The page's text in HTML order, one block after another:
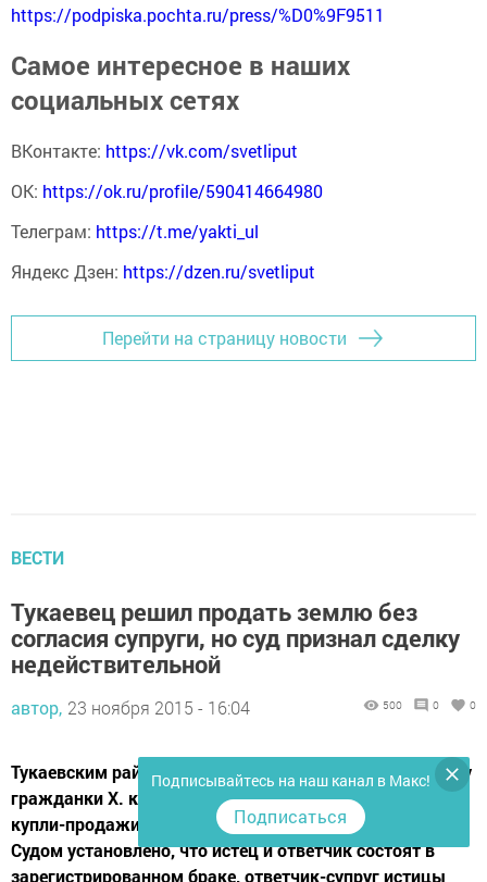
https://podpiska.pochta.ru/press/%D0%9F9511
Самое интересное в наших
социальных сетях
ВКонтакте: https://vk.com/svetliput
ОК: https://ok.ru/profile/590414664980
Телеграм: https://t.me/yakti_ul
Яндекс Дзен: https://dzen.ru/svetliput
Перейти на страницу новости
ВЕСТИ
Тукаевец решил продать землю без
согласия супруги, но суд признал сделку
недействительной
автор, 23 ноября 2015 - 16:04 500 0 0
Тукаевским районным судом рассмотрено дело по иску
гражданки Х. к своему супругу о признании сделки
купли-продажи земельного участка недействительной.
Судом установлено, что истец и ответчик состоят в
зарегистрированном браке, ответчик-супруг истицы
Подписывайтесь на наш канал в Макс!
Подписаться